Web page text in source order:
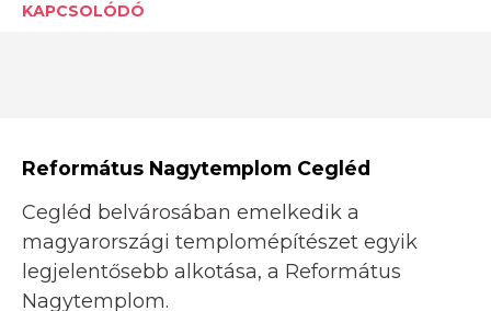
KAPCSOLÓDÓ
Református Nagytemplom Cegléd
Cegléd belvárosában emelkedik a
magyarországi templomépítészet egyik
legjelentősebb alkotása, a Református
Nagytemplom.